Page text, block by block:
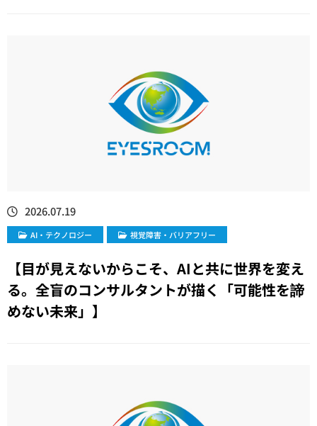
2026.07.19
​AI・テクノロジー 視覚障害・バリアフリー
【目が見えないからこそ、AIと共に世界を変え
る。全盲のコンサルタントが描く「可能性を諦
めない未来」】